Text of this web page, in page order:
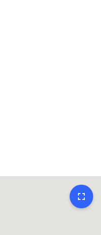
fullscreen